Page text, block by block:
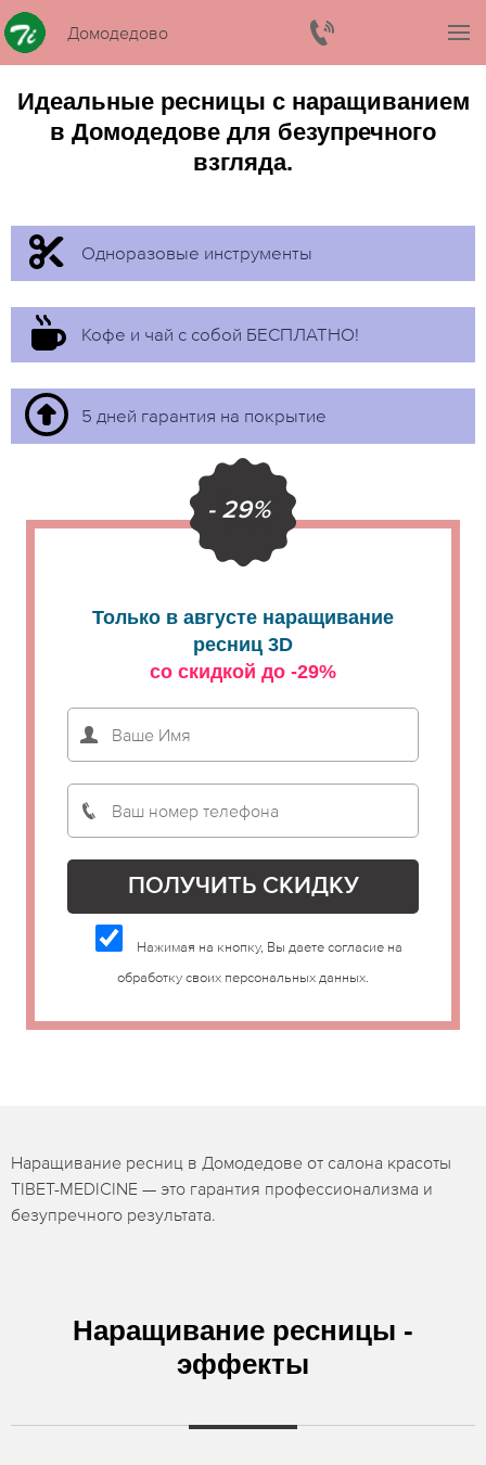
Домодедово
Идеальные ресницы с наращиванием
в Домодедове для безупречного
взгляда.
Одноразовые инструменты
Кофе и чай с собой БЕСПЛАТНО!
5 дней гарантия на покрытие
- 29%
Только в августе наращивание
ресниц 3D
со скидкой до -29%
Нажимая на кнопку, Вы даете согласие на
обработку своих персональных данных.
Наращивание ресниц в Домодедове от салона красоты
TIBET-MEDICINE — это гарантия профессионализма и
безупречного результата.
Наращивание ресницы -
эффекты